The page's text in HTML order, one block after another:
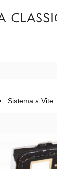
Sistema a Vite